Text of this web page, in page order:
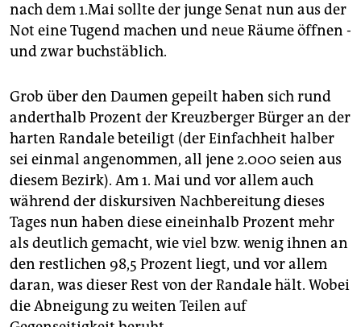
shop
unterstützen
abo
genossenschaft
epaper login
nach dem 1.Mai sollte der junge Senat nun aus der
Not eine Tugend machen und neue Räume öffnen -
und zwar buchstäblich.
Grob über den Daumen gepeilt haben sich rund
anderthalb Prozent der Kreuzberger Bürger an der
harten Randale beteiligt (der Einfachheit halber
sei einmal angenommen, all jene 2.000 seien aus
diesem Bezirk). Am 1. Mai und vor allem auch
während der diskursiven Nachbereitung dieses
Tages nun haben diese eineinhalb Prozent mehr
als deutlich gemacht, wie viel bzw. wenig ihnen an
den restlichen 98,5 Prozent liegt, und vor allem
daran, was dieser Rest von der Randale hält. Wobei
die Abneigung zu weiten Teilen auf